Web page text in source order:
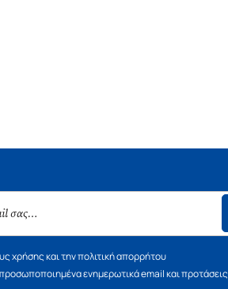
χρήσης και την πολιτική απορρήτου
ενημερωτικά email και προτάσεις